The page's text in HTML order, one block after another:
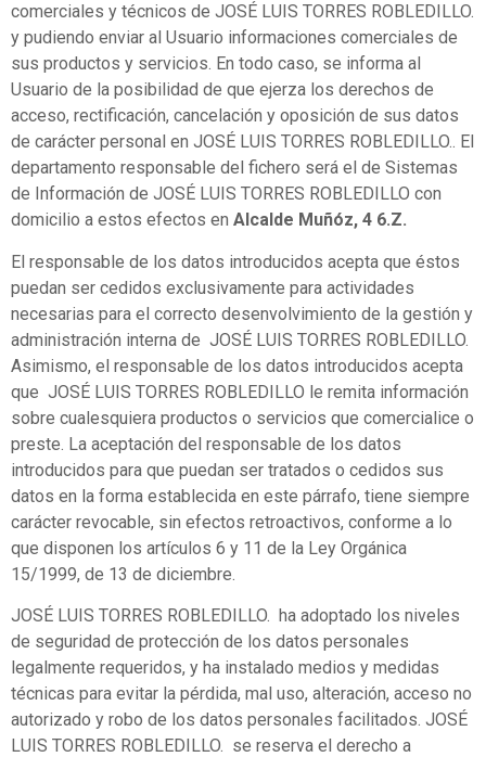
comerciales y técnicos de JOSÉ LUIS TORRES ROBLEDILLO.
y pudiendo enviar al Usuario informaciones comerciales de
sus productos y servicios. En todo caso, se informa al
Usuario de la posibilidad de que ejerza los derechos de
acceso, rectificación, cancelación y oposición de sus datos
de carácter personal en JOSÉ LUIS TORRES ROBLEDILLO.. El
departamento responsable del fichero será el de Sistemas
de Información de JOSÉ LUIS TORRES ROBLEDILLO con
domicilio a estos efectos en Alcalde Muñóz, 4 6.Z.
El responsable de los datos introducidos acepta que éstos
puedan ser cedidos exclusivamente para actividades
necesarias para el correcto desenvolvimiento de la gestión y
administración interna de JOSÉ LUIS TORRES ROBLEDILLO.
Asimismo, el responsable de los datos introducidos acepta
que JOSÉ LUIS TORRES ROBLEDILLO le remita información
sobre cualesquiera productos o servicios que comercialice o
preste. La aceptación del responsable de los datos
introducidos para que puedan ser tratados o cedidos sus
datos en la forma establecida en este párrafo, tiene siempre
carácter revocable, sin efectos retroactivos, conforme a lo
que disponen los artículos 6 y 11 de la Ley Orgánica
15/1999, de 13 de diciembre.
JOSÉ LUIS TORRES ROBLEDILLO. ha adoptado los niveles
de seguridad de protección de los datos personales
legalmente requeridos, y ha instalado medios y medidas
técnicas para evitar la pérdida, mal uso, alteración, acceso no
autorizado y robo de los datos personales facilitados. JOSÉ
LUIS TORRES ROBLEDILLO. se reserva el derecho a